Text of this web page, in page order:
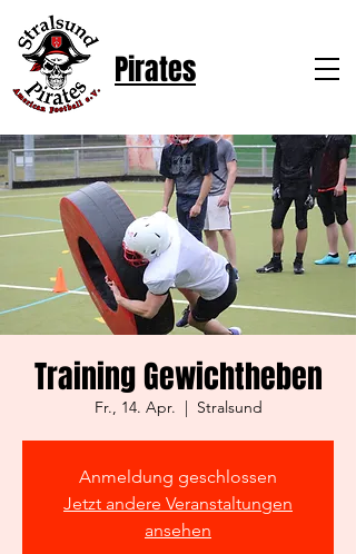
Pirates
Training Gewichtheben
Fr., 14. Apr.
  |
Stralsund
Anmeldung geschlossen
Jetzt andere Veranstaltungen
ansehen